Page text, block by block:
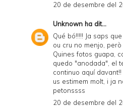
20 de desembre del
Unknown ha dit...
Qué bó!!!!! Ja saps
ou cru no menjo, però
Quines fotos guapa,
quedo "anodada", el
continuo aquí
us estimem molt, i ja
petonssss
20 de desembre del